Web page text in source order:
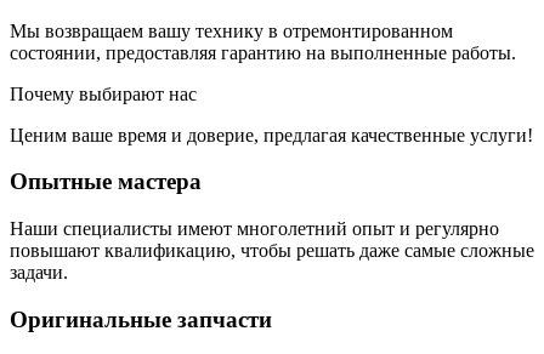
Мы возвращаем вашу технику в отремонтированном
состоянии, предоставляя гарантию на выполненные работы.
Почему выбирают нас
Ценим ваше время и доверие, предлагая качественные услуги!
Опытные мастера
Наши специалисты имеют многолетний опыт и регулярно
повышают квалификацию, чтобы решать даже самые сложные
задачи.
Оригинальные запчасти